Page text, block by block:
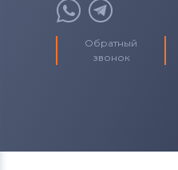
Обратный
звонок